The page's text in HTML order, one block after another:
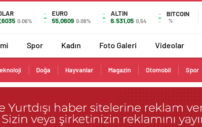
0.06%
EURO
55,0609 0.08%
ALTIN
6.531,05 0,54
BITCOIN
%
Spor Kadın Foto Galeri Videolar
Doğa Hayvanlar Magazin Otomobil Spor